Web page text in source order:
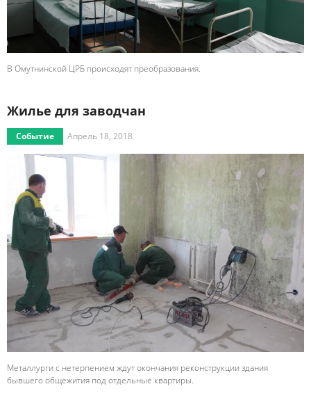
В Омутнинской ЦРБ происходят преобразования.
Жилье для заводчан
Событие Апрель 18, 2018
Металлурги с нетерпением ждут окончания реконструкции здания
бывшего общежития под отдельные квартиры.